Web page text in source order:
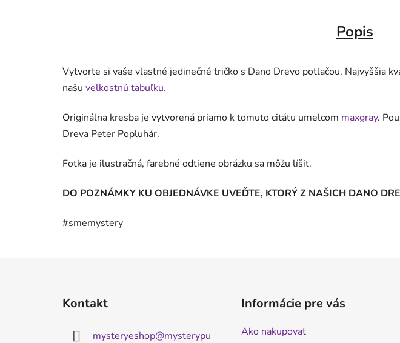
Popis
Vytvorte si vaše vlastné jedinečné tričko s Dano Drevo potlačou. Najvyššia
našu veľkostnú tabuľku.
Originálna kresba je vytvorená priamo k tomuto citátu umelcom maxgray.
Dreva Peter Popluhár.
Fotka je ilustračná, farebné odtiene obrázku sa môžu líšiť.
DO POZNÁMKY KU OBJEDNÁVKE UVEĎTE, KTORÝ Z NAŠICH DANO
#smemystery
Kontakt
mysteryeshop@mysterypu
Informácie pre vás
Ako nakupovať